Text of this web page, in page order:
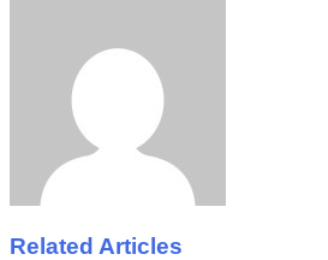
Related Articles